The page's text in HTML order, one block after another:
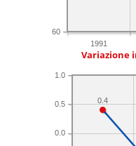
1991
60
Variazione
0.0
0.5
1.0
0.4